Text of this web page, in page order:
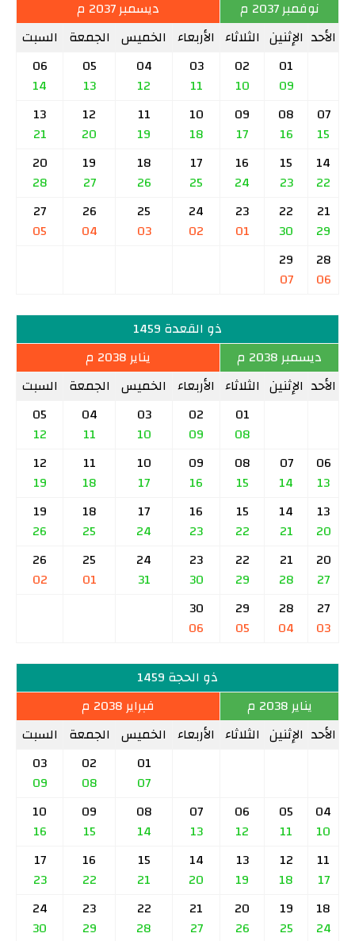
نوفمبر 2037 م
ديسمبر 2037 م
الأحد الإثنين الثلاثاء الأربعاء الخميس الجمعة السبت
01
09
02
10
03
11
04
12
05
13
06
14
07
15
08
16
09
17
10
18
11
19
12
20
13
21
14
22
15
23
16
24
17
25
18
26
19
27
20
28
21
29
22
30
23
01
24
02
25
03
26
04
27
05
28
06
29
07
ذو القعدة 1459
ديسمبر 2038 م
يناير 2038 م
الأحد الإثنين الثلاثاء الأربعاء الخميس الجمعة السبت
01
08
02
09
03
10
04
11
05
12
06
13
07
14
08
15
09
16
10
17
11
18
12
19
13
20
14
21
15
22
16
23
17
24
18
25
19
26
20
27
21
28
22
29
23
30
24
31
25
01
26
02
27
03
28
04
29
05
30
06
ذو الحجة 1459
يناير 2038 م
فبراير 2038 م
الأحد الإثنين الثلاثاء الأربعاء الخميس الجمعة السبت
01
07
02
08
03
09
04
10
05
11
06
12
07
13
08
14
09
15
10
16
11
17
12
18
13
19
14
20
15
21
16
22
17
23
18
24
19
25
20
26
21
27
22
28
23
29
24
30